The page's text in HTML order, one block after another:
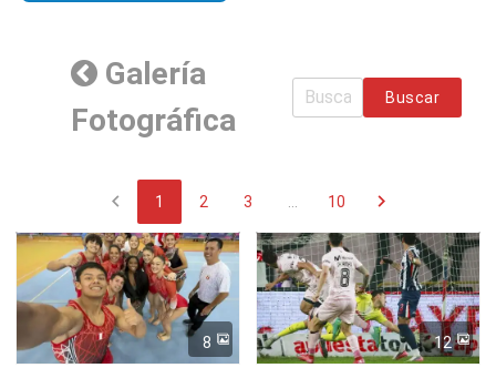
Galería
Fotográfica
Buscar
chevron_left 1 2 3 10 chevron_right
8 12